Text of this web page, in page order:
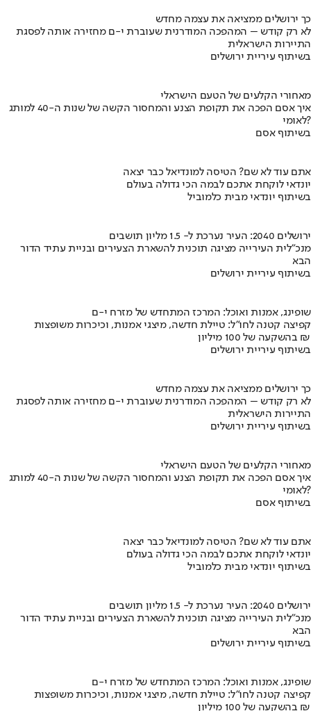
כך ירושלים ממציאה את עצמה מחדש
לא רק קודש – המהפכה המודרנית שעוברת י-ם מחזירה אותה לפסגת
התיירות הישראלית
בשיתוף עיריית ירושלים
מאחורי הקלעים של הטעם הישראלי
איך אסם הפכה את תקופת הצנע והמחסור הקשה של שנות ה-40 למותג
לאומי?
בשיתוף אסם
אתם עוד לא שם? הטיסה למונדיאל כבר יצאה
יונדאי לוקחת אתכם לבמה הכי גדולה בעולם
בשיתוף יונדאי מבית כלמוביל
ירושלים 2040: העיר נערכת ל- 1.5 מליון תושבים
מנכ"לית העירייה מציגה תוכנית להשארת הצעירים ובניית עתיד הדור
הבא
בשיתוף עיריית ירושלים
שופינג, אמנות ואוכל: המרכז המתחדש של מזרח י-ם
קפיצה קטנה לחו"ל: טיילת חדשה, מיצגי אמנות, וכיכרות משופצות
בהשקעה של 100 מיליון ₪
בשיתוף עיריית ירושלים
כך ירושלים ממציאה את עצמה מחדש
לא רק קודש – המהפכה המודרנית שעוברת י-ם מחזירה אותה לפסגת
התיירות הישראלית
בשיתוף עיריית ירושלים
מאחורי הקלעים של הטעם הישראלי
איך אסם הפכה את תקופת הצנע והמחסור הקשה של שנות ה-40 למותג
לאומי?
בשיתוף אסם
אתם עוד לא שם? הטיסה למונדיאל כבר יצאה
יונדאי לוקחת אתכם לבמה הכי גדולה בעולם
בשיתוף יונדאי מבית כלמוביל
ירושלים 2040: העיר נערכת ל- 1.5 מליון תושבים
מנכ"לית העירייה מציגה תוכנית להשארת הצעירים ובניית עתיד הדור
הבא
בשיתוף עיריית ירושלים
שופינג, אמנות ואוכל: המרכז המתחדש של מזרח י-ם
קפיצה קטנה לחו"ל: טיילת חדשה, מיצגי אמנות, וכיכרות משופצות
בהשקעה של 100 מיליון ₪